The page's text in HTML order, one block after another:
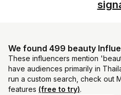
We found 499 beauty
These influencers mention
have audiences primarily in
run a custom search, check out
features (free to try).